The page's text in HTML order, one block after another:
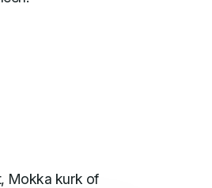
Mokka kurk of